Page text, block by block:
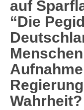
auf
“Die
Wahrheit?